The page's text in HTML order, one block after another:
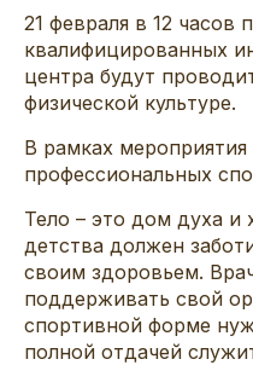
21 февраля в 12 часов
квалифицированных
центра будут
физической культуре.
В рамках мероприятия
профессиональных
Тело – это дом духа
детства должен
своим здоровьем.
поддерживать свой
спортивной форме
полной отдачей